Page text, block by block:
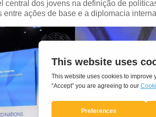
central dos jovens na definição de
ações de base e a diplomacia